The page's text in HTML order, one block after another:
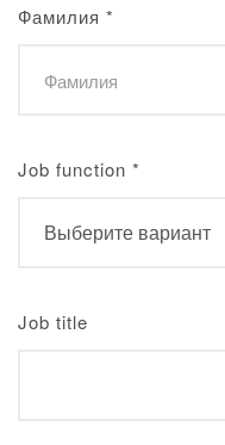
Фамилия *
Job function *
Job title